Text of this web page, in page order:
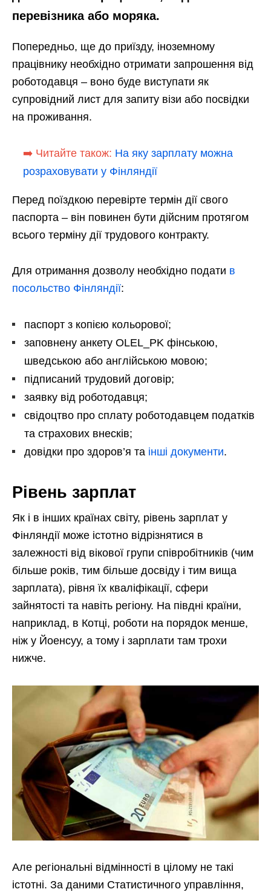
перевізника або моряка.
Попередньо, ще до приїзду, іноземному
працівнику необхідно отримати запрошення від
роботодавця – воно буде виступати як
супровідний лист для запиту візи або посвідки
на проживання.
➡️ Читайте також: На яку зарплату можна
розраховувати у Фінляндії
Перед поїздкою перевірте термін дії свого
паспорта – він повинен бути дійсним протягом
всього терміну дії трудового контракту.
Для отримання дозволу необхідно подати в
посольство Фінляндії:
паспорт з копією кольорової;
заповнену анкету OLEL_PK фінською,
шведською або англійською мовою;
підписаний трудовий договір;
заявку від роботодавця;
свідоцтво про сплату роботодавцем податків
та страхових внесків;
довідки про здоров’я та інші документи.
Рівень зарплат
Як і в інших країнах світу, рівень зарплат у
Фінляндії може істотно відрізнятися в
залежності від вікової групи співробітників (чим
більше років, тим більше досвіду і тим вища
зарплата), рівня їх кваліфікації, сфери
зайнятості та навіть регіону. На півдні країни,
наприклад, в Котці, роботи на порядок менше,
ніж у Йоенсуу, а тому і зарплати там трохи
нижче.
Але регіональні відмінності в цілому не такі
істотні. За даними Статистичного управління,